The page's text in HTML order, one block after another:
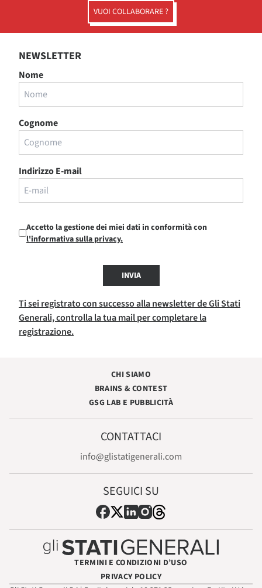
VUOI COLLABORARE ?
NEWSLETTER
Nome
Cognome
Indirizzo E-mail
Accetto la gestione dei miei dati in conformità con
l'informativa sulla privacy.
INVIA
Ti sei registrato con successo alla newsletter de Gli Stati
Generali, controlla la tua mail per completare la
registrazione.
CHI SIAMO
BRAINS & CONTEST
GSG LAB E PUBBLICITÀ
CONTATTACI
info@glistatigenerali.com
SEGUICI SU
TERMINI E CONDIZIONI D’USO
PRIVACY POLICY